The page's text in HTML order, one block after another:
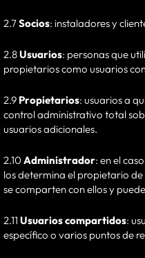
2.7Socios: instaladores y
2.8Usuarios: personas que
propietarios como usuarios
2.9 Propietarios: usuarios a
control administrativo total
usuarios adicionales.
2.10 Administrador: en el
los determina el propietario
se comparten con ellos y
2.11 Usuarios compartidos:
específico o varios puntos de